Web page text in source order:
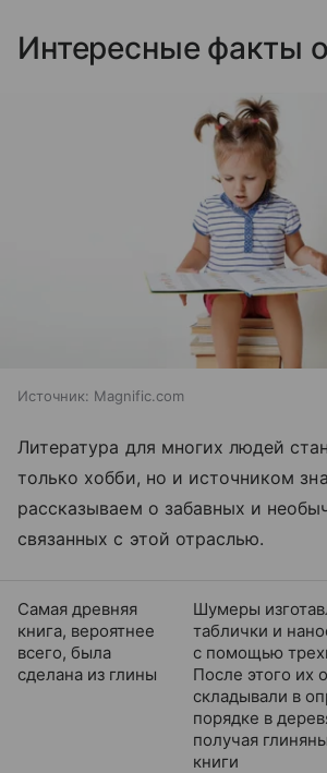
Интересные факты
Источник: Magnific.com
Литература для многих людей
только хобби, но и источником
рассказываем о забавных и
связанных с этой отраслью.
Самая древняя
книга, вероятнее
всего, была
сделана из глины
Шумеры
таблички и
с помощью
После этого их
складывали в
порядке в
получая
книги